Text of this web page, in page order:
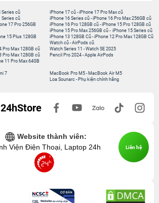
Series cũ
Series cũ
17 Pro 256GB
iPhone 17 cũ-iPhone 17 Pro Max cũ
iPhone 16 Series cũ- iPhone 16 Pro Max 256GB cũ
iPhone 16 Pro 128GB cũ-iPhone 15 Pro 128GB cũ
iPhone 15 Pro Max 256GB cũ- iPhone 15 Series cũ
15 Plus 128GB
Pro Max 128GB cũ
Pro Max 128GB cũ
11 Pro Max 64GB
iPhone 13 128GB Cũ-iPhone 12 Pro Max 128GB Cũ
Watch cũ-AirPods cũ
Watch Series 11 -Watch SE 2025
Pencil Pro 2024-Apple AirPods
7
MacBook Pro M5- MacBook Air M5
Loa Sounarc- Phụ kiện chính hãng
Website thành viên:
Viện Điện Thoại, Laptop 24h
Liên hệ